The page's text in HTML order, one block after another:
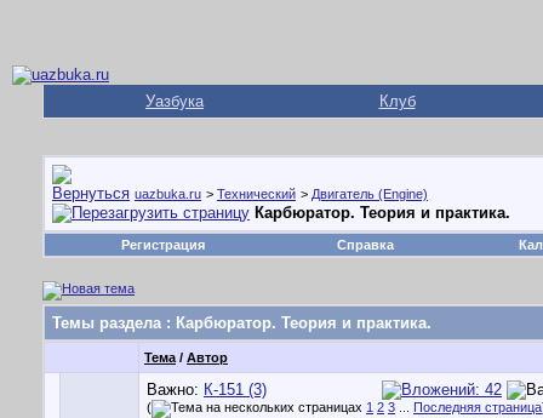
Уазбука Клуб
uazbuka.ru > Технический > Двигатель (Engine)
Карбюратор. Теория и практика.
Регистрация Справка
Темы раздела: Карбюратор. Теория и практика.
Тема / Автор
Важно: К-151 (3)
( 1 2 3 Последняя страница